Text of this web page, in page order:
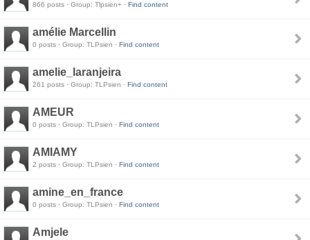
866 posts · Group: Tlpsien+ · Find content
amélie Marcellin
0 posts · Group: TLPsien · Find content
amelie_laranjeira
261 posts · Group: TLPsien · Find content
AMEUR
0 posts · Group: TLPsien · Find content
AMIAMY
2 posts · Group: TLPsien · Find content
amine_en_france
0 posts · Group: TLPsien · Find content
Amjele